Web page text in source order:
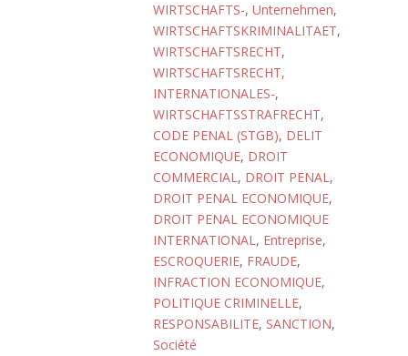
WIRTSCHAFTS-, Unternehmen,
WIRTSCHAFTSKRIMINALITAET,
WIRTSCHAFTSRECHT,
WIRTSCHAFTSRECHT,
INTERNATIONALES-,
WIRTSCHAFTSSTRAFRECHT,
CODE PENAL (STGB), DELIT
ECONOMIQUE, DROIT
COMMERCIAL, DROIT PENAL,
DROIT PENAL ECONOMIQUE,
DROIT PENAL ECONOMIQUE
INTERNATIONAL, Entreprise,
ESCROQUERIE, FRAUDE,
INFRACTION ECONOMIQUE,
POLITIQUE CRIMINELLE,
RESPONSABILITE, SANCTION,
Société